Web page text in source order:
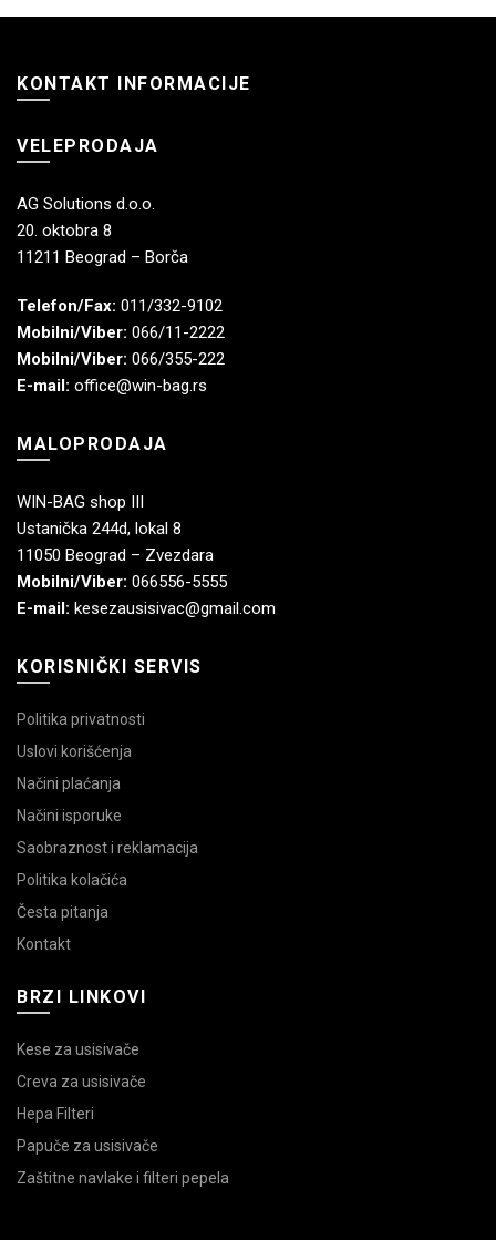
KONTAKT INFORMACIJE
VELEPRODAJA
AG Solutions d.o.o.
20. oktobra 8
11211 Beograd – Borča
Telefon/Fax: 011/332-9102
Mobilni/Viber: 066/11-2222
Mobilni/Viber: 066/355-222
E-mail: office@win-bag.rs
MALOPRODAJA
WIN-BAG shop III
Ustanička 244d, lokal 8
11050 Beograd – Zvezdara
Mobilni/Viber: 066556-5555
E-mail: kesezausisivac@gmail.com
KORISNIČKI SERVIS
Politika privatnosti
Uslovi korišćenja
Načini plaćanja
Načini isporuke
Saobraznost i reklamacija
Politika kolačića
Česta pitanja
Kontakt
BRZI LINKOVI
Kese za usisivače
Creva za usisivače
Hepa Filteri
Papuče za usisivače
Zaštitne navlake i filteri pepela